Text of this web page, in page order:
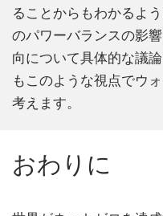
ることからもわかるよ
のパワーバランスの影
向について具体的な議
もこのような視点でウ
考えます。
おわりに